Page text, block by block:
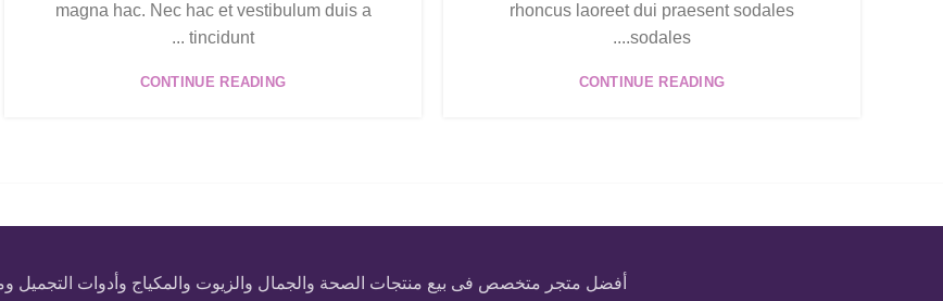
rhoncus laoreet dui praesent sodales
sodales....
CONTINUE READING
magna hac. Nec hac et vestibulum duis a
tincidunt ...
CONTINUE READING
أفضل متجر متخصص فى بيع منتجات الصحة والجمال والزيوت والمكياج وأدوات التجميل